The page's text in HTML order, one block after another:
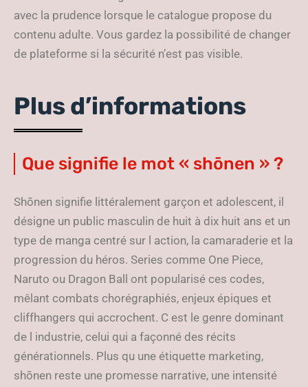
avec la prudence lorsque le catalogue propose du
contenu adulte. Vous gardez la possibilité de changer
de plateforme si la sécurité n’est pas visible.
Plus d’informations
Que signifie le mot « shōnen » ?
Shōnen signifie littéralement garçon et adolescent, il
désigne un public masculin de huit à dix huit ans et un
type de manga centré sur l action, la camaraderie et la
progression du héros. Series comme One Piece,
Naruto ou Dragon Ball ont popularisé ces codes,
mêlant combats chorégraphiés, enjeux épiques et
cliffhangers qui accrochent. C est le genre dominant
de l industrie, celui qui a façonné des récits
générationnels. Plus qu une étiquette marketing,
shōnen reste une promesse narrative, une intensité